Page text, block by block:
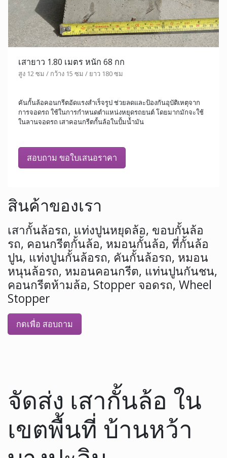
เสายาว 1.80 เมตร หนัก 68 กก
สูง 12 ซม / กว้าง 15 ซม / ยาว 180 ซม
คันกั้นล้อคอนกรีตอัดแรงสำเร็จรูป ช่วยลดและป้องกันอุบัติเหตุจาก
การจอดรถ ใช้ในการกำหนดตำแหน่งหยุดรถยนต์ โดยมากมักจะใช้
ในลานจอดรถ เสาคอนกรีตกั้นล้อในปั้มน้ำมัน
สอบถาม ขอใบเสนอราคา
สินค้าของเรา
เสากั้นล้อรถ, แท่งปูนหยุดล้อ, ขอบกั้นล้อ
รถ, คอนกรีตกั้นล้อ, หมอนกั้นล้อ, ที่กั้นล้อ
ปูน, แท่งปูนกั้นล้อรถ, คันกั้นล้อรถ, หมอน
หนุนล้อรถ, หมอนคอนกรีต, แท่นปูนกันชน,
คอนกรีตห้ามล้อ, Stopper จอดรถ, Wheel
Stopper
กดเพื่อ สอบถาม
จัดส่ง เสากั้นล้อ ใน
เขตพื้นที่ บ้านหว้า